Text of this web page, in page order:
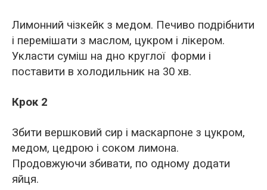
Лимонний чізкейк з медом. Печиво подрібнити
і перемішати з маслом, цукром і лікером.
Укласти суміш на дно круглої форми і
поставити в холодильник на 30 хв.
Крок 2
Збити вершковий сир і маскарпоне з цукром,
медом, цедрою і соком лимона.
Продовжуючи збивати, по одному додати
яйця.